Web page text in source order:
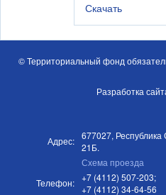
Скачать
© Территориальный фонд
Разработка
Адрес: 677027, Республика
21Б.
Схема проезда
Телефон: +7 (4112) 507-203;
+7 (4112) 34-64-56